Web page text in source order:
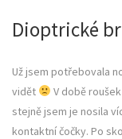
Dioptrické
Už jsem potřebovala
vidět
V době
stejně jsem je nosila
kontaktní čočky. Po